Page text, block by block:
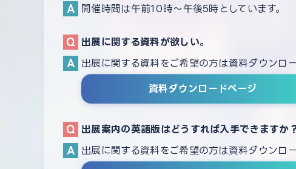
開催時間は午前10時～午後5時としています。
出展に関する資料が欲しい。
出展に関する資料をご希望の方は資料ダウンロ
資料ダウンロードページ
出展案内の英語版はどうすれば入手できますか
出展に関する資料をご希望の方は資料ダウンロ